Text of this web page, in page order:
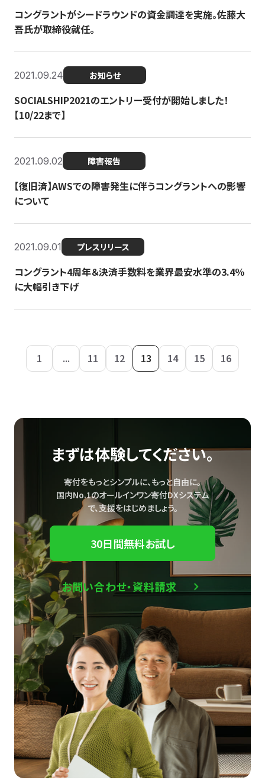
コングラントがシードラウンドの資金調達を実施。佐藤大
吾氏が取締役就任。
2021.09.24 お知らせ
SOCIALSHIP2021のエントリー受付が開始しました！
【10/22まで】
2021.09.02 障害報告
【復旧済】AWSでの障害発生に伴うコングラントへの影響
について
2021.09.01 プレスリリース
コングラント4周年＆決済手数料を業界最安水準の3.4％
に大幅引き下げ
1 ... 11 12 13 14 15 16
まずは体験してください。
寄付をもっとシンプルに、もっと自由に。
国内No.1のオールインワン寄付DXシステム
で、支援をはじめましょう。
30日間無料お試し
お問い合わせ・資料請求